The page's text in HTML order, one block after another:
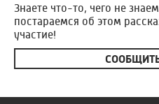
Знаете что-то, чего не
постараемся об этом
участие!